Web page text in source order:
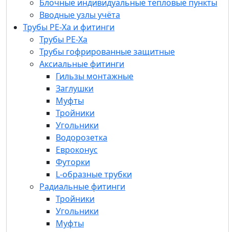
Блочные индивидуальные тепловые пункты
Вводные узлы учёта
Трубы РЕ-Ха и фитинги
Трубы РЕ-Ха
Трубы гофрированные защитные
Аксиальные фитинги
Гильзы монтажные
Заглушки
Муфты
Тройники
Угольники
Водорозетка
Евроконус
Футорки
L-образные трубки
Радиальные фитинги
Тройники
Угольники
Муфты
Гильзы монтажные
Заглушки
Муфты
Тройники
Угольники
Водорозетка
Евроконус
Футорки
L-образные трубки
Радиальные фитинги
Тройники
Угольники
Муфты
Гильзы монтажные
Водорозетка
Инструмент для монтажа аксиальных систем
Системы защиты от протечки
Системы учета энергоресурсов и